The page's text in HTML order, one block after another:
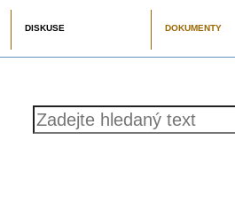
DISKUSE DOKUMENTY